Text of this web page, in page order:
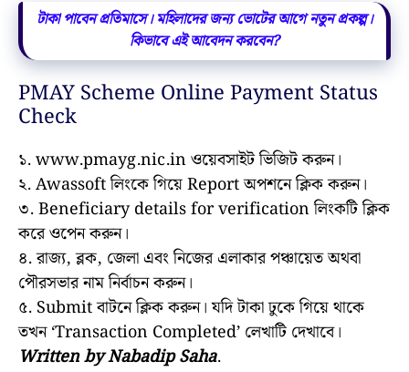
টাকা পাবেন প্রতিমাসে। মহিলাদের জন্য ভোটের আগে নতুন প্রকল্প।
কিভাবে এই আবেদন করবেন?
PMAY Scheme Online Payment Status
Check
১. www.pmayg.nic.in ওয়েবসাইট ভিজিট করুন।
২. Awassoft লিংকে গিয়ে Report অপশনে ক্লিক করুন।
৩. Beneficiary details for verification লিংকটি ক্লিক
করে ওপেন করুন।
৪. রাজ্য, ব্লক, জেলা এবং নিজের এলাকার পঞ্চায়েত অথবা
পৌরসভার নাম নির্বাচন করুন।
৫. Submit বাটনে ক্লিক করুন। যদি টাকা ঢুকে গিয়ে থাকে
তখন ‘Transaction Completed’ লেখাটি দেখাবে।
Written by Nabadip Saha.